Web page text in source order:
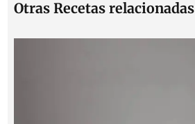
Otras Recetas relacionadas